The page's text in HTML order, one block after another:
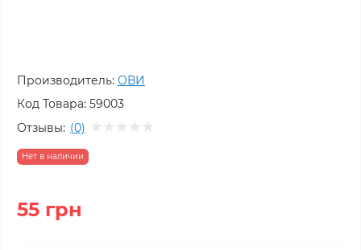
Производитель: ОВИ
Код Товара: 59003
Отзывы: (0)
Нет в наличии
55 грн